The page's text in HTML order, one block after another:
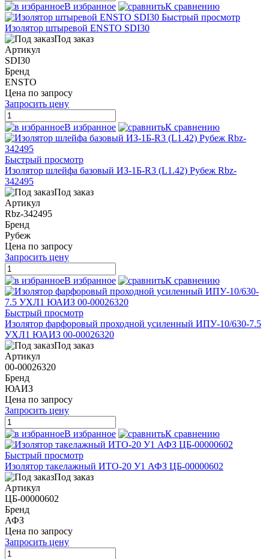
В избранное
К сравнению
Быстрый просмотр
Изолятор штыревой ENSTO SDI30
Под заказ
Артикул
SDI30
Бренд
ENSTO
Цена по запросу
Запросить цену
В избранное К сравнению
Быстрый просмотр
Изолятор шлейфа базовый ИЗ-1Б-R3 (L1.42) Рубеж Rbz-
342495
Под заказ
Артикул
Rbz-342495
Бренд
Рубеж
Цена по запросу
Запросить цену
В избранное К сравнению
Быстрый просмотр
Изолятор фарфоровый проходной усиленный ИПУ-10/630-7.5
УХЛ1 ЮАИЗ 00-00026320
Под заказ
Артикул
00-00026320
Бренд
ЮАИЗ
Цена по запросу
Запросить цену
В избранное К сравнению
Быстрый просмотр
Изолятор такелажный ИТО-20 У1 АФЗ ЦБ-00000602
Под заказ
Артикул
ЦБ-00000602
Бренд
АФЗ
Цена по запросу
Запросить цену